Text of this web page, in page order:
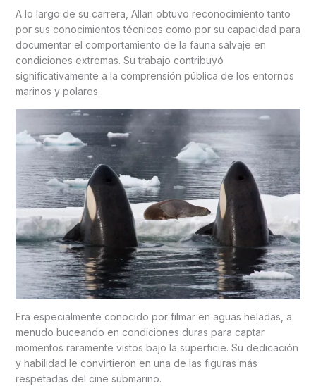
A lo largo de su carrera, Allan obtuvo reconocimiento tanto
por sus conocimientos técnicos como por su capacidad para
documentar el comportamiento de la fauna salvaje en
condiciones extremas. Su trabajo contribuyó
significativamente a la comprensión pública de los entornos
marinos y polares.
Era especialmente conocido por filmar en aguas heladas, a
menudo buceando en condiciones duras para captar
momentos raramente vistos bajo la superficie. Su dedicación
y habilidad le convirtieron en una de las figuras más
respetadas del cine submarino.